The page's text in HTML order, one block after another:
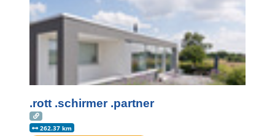
.rott .schirmer .partner
262.37 km